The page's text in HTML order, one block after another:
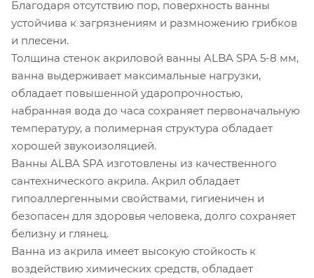
Благодаря отсутствию пор, поверхность ванны
устойчива к загрязнениям и размножению грибков
и плесени.
Толщина стенок акриловой ванны ALBA SPA 5-8 мм,
ванна выдерживает максимальные нагрузки,
обладает повышенной ударопрочностью,
набранная вода до часа сохраняет первоначальную
температуру, а полимерная структура обладает
хорошей звукоизоляцией.
Ванны ALBA SPA изготовлены из качественного
сантехнического акрила. Акрил обладает
гипоаллергенными свойствами, гигиеничен и
безопасен для здоровья человека, долго сохраняет
белизну и глянец.
Ванна из акрила имеет высокую стойкость к
воздействию химических средств, обладает